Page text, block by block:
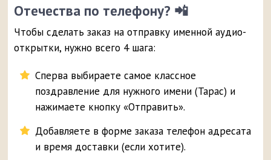
Отечества по телефону? 📲
Чтобы сделать заказ на отправку именной аудио-
открытки, нужно всего 4 шага:
Сперва выбираете самое классное
поздравление для нужного имени (Тарас) и
нажимаете кнопку «Отправить».
Добавляете в форме заказа телефон адресата
и время доставки (если хотите).